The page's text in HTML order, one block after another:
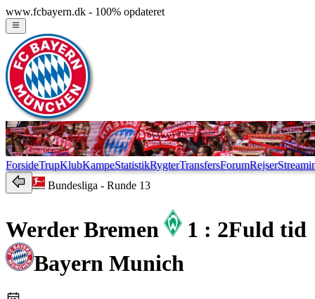
www.fcbayern.dk - 100% opdateret
ForsideTrupKlubKampeStatistikRygterTransfersForumRejser
Bundesliga - Runde 13
Werder Bremen 1 : 2Fuld tid
Bayern Munich